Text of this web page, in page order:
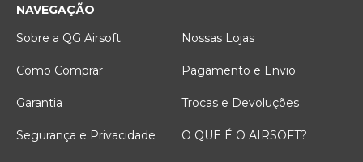
NAVEGAÇÃO
Sobre a QG Airsoft
Nossas Lojas
Como Comprar Pagamento e Envio
Garantia Trocas e Devoluções
Segurança e Privacidade O QUE É O AIRSOFT?